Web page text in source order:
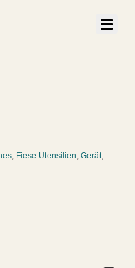
, Fiese Utensilien,Gerät,